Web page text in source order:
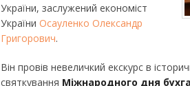
України, заслужений економіст
України Осауленко Олександр
Григорович.
Він провів невеличкий екскурс в
святкування Міжнародного дня